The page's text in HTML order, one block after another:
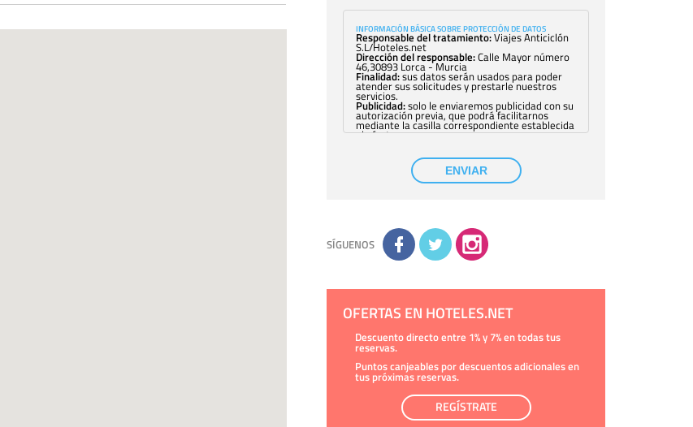
INFORMACIÓN BÁSICA SOBRE PROTECCIÓN DE DATOS
Responsable del tratamiento:Viajes Anticiclón
S.L/Hoteles.net
Dirección del responsable:Calle Mayor número
46,30893 Lorca - Murcia
Finalidad:sus datos serán usados para poder
atender sus solicitudes y prestarle nuestros
servicios.
Publicidad:solo le enviaremos publicidad con su
autorización previa, que podrá facilitarnos
mediante la casilla correspondiente establecida
al efecto.
con su consentimiento previo, que podrá
facilitarnos mediante la casilla correspondiente
establecida al efecto.
Destinatarios:con carácter general, sólo el
Derechos:tiene derecho a saber qué
información tenemos sobre usted, corregirla y
eliminarla, tal y como se explica en la
información adicional disponible en nuestra
la información adicional y detallada sobre cómo
ENVIAR
SÍGUENOS
OFERTAS EN HOTELES.NET
Descuento directo entre 1% y 7% en todas tus
reservas.
Puntos canjeables por descuentos adicionales en
tus próximas reservas.
REGÍSTRATE